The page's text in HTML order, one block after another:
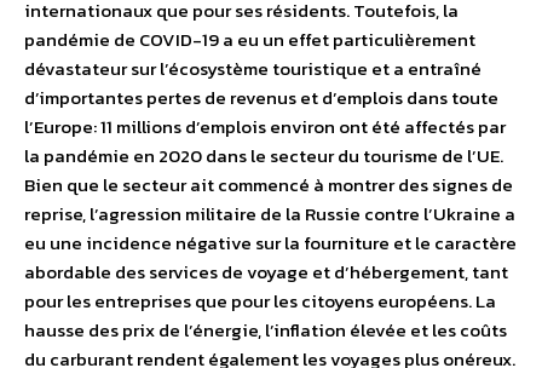
internationaux que pour ses résidents. Toutefois, la
pandémie de COVID-19 a eu un effet particulièrement
dévastateur sur l’écosystème touristique et a entraîné
d’importantes pertes de revenus et d’emplois dans toute
l’Europe: 11 millions d’emplois environ ont été affectés par
la pandémie en 2020 dans le secteur du tourisme de l’UE.
Bien que le secteur ait commencé à montrer des signes de
reprise, l’agression militaire de la Russie contre l’Ukraine a
eu une incidence négative sur la fourniture et le caractère
abordable des services de voyage et d’hébergement, tant
pour les entreprises que pour les citoyens européens. La
hausse des prix de l’énergie, l’inflation élevée et les coûts
du carburant rendent également les voyages plus onéreux.